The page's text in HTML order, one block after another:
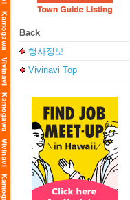
Back
행사정보
Vivinavi Top